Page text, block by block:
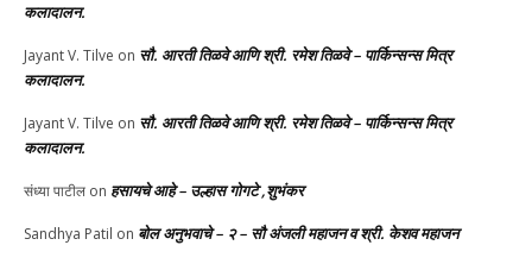
कलादालन.
Jayant V. Tilve on सौ. आरती तिळवे आणि श्री. रमेश तिळवे – पार्किन्सन्स मित्र
कलादालन.
Jayant V. Tilve on सौ. आरती तिळवे आणि श्री. रमेश तिळवे – पार्किन्सन्स मित्र
कलादालन.
संध्या पाटील on हसायचे आहे – उल्हास गोगटे ,शुभंकर
Sandhya Patil on बोल अनुभवाचे – २ – सौ अंजली महाजन व श्री. केशव महाजन